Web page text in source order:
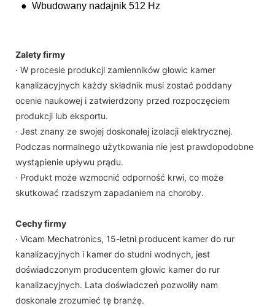
● Wbudowany nadajnik 512 Hz
Zalety firmy
· W procesie produkcji zamienników głowic kamer
kanalizacyjnych każdy składnik musi zostać poddany
ocenie naukowej i zatwierdzony przed rozpoczęciem
produkcji lub eksportu.
· Jest znany ze swojej doskonałej izolacji elektrycznej.
Podczas normalnego użytkowania nie jest prawdopodobne
wystąpienie upływu prądu.
· Produkt może wzmocnić odporność krwi, co może
skutkować rzadszym zapadaniem na choroby.
Cechy firmy
· Vicam Mechatronics, 15-letni producent kamer do rur
kanalizacyjnych i kamer do studni wodnych, jest
doświadczonym producentem głowic kamer do rur
kanalizacyjnych. Lata doświadczeń pozwoliły nam
doskonale zrozumieć tę branżę.